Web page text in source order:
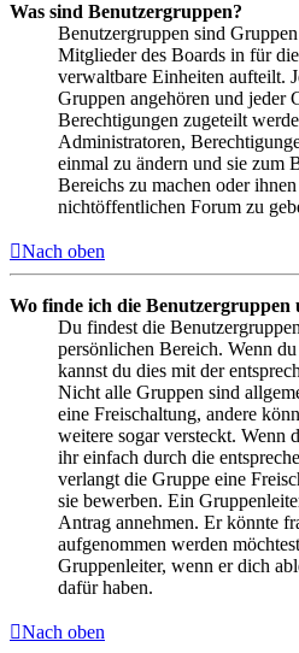
Was sind Benutzergruppen?
Benutzergruppen sind
Mitglieder des Boards in für
verwaltbare Einheiten aufteilt.
Gruppen angehören und jeder
Berechtigungen zugeteilt
Administratoren,
einmal zu ändern und sie zum
Bereichs zu machen oder
nichtöffentlichen Forum zu
Nach oben
Wo finde ich die Benutzergruppen
Du findest die
persönlichen Bereich. Wenn
kannst du dies mit der
Nicht alle Gruppen sind
eine Freischaltung, andere
weitere sogar versteckt. Wenn
ihr einfach durch die
verlangt die Gruppe eine
sie bewerben. Ein
Antrag annehmen. Er könnte
aufgenommen werden
Gruppenleiter, wenn er dich
dafür haben.
Nach oben